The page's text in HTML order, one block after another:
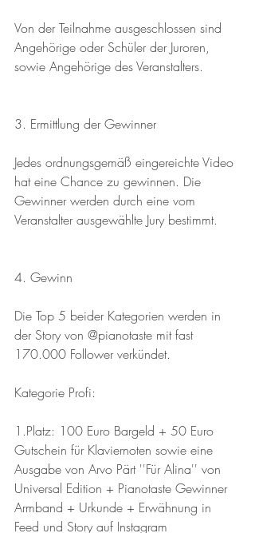
Von der Teilnahme ausgeschlossen sind
Angehörige oder Schüler der Juroren,
sowie Angehörige des Veranstalters.
3. Ermittlung der Gewinner
Jedes ordnungsgemäß eingereichte Video
hat eine Chance zu gewinnen. Die
Gewinner werden durch eine vom
Veranstalter ausgewählte Jury bestimmt.
4. Gewinn
Die Top 5 beider Kategorien werden in
der Story von @pianotaste mit fast
170.000 Follower verkündet.
Kategorie Profi:
1.Platz: 100 Euro Bargeld + 50 Euro
Gutschein für Klaviernoten sowie eine
Ausgabe von Arvo Pärt ''Für Alina'' von
Universal Edition + Pianotaste Gewinner
Armband + Urkunde + Erwähnung in
Feed und Story auf Instagram